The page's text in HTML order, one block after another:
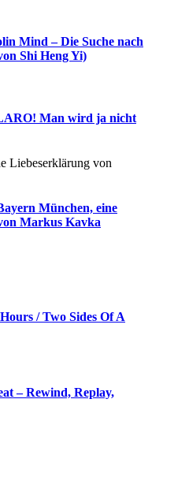
Mind – Die Suche nach
Shi Heng Yi)
Man wird ja nicht
München, eine
Markus Kavka
/ Two Sides Of A
– Rewind, Replay,